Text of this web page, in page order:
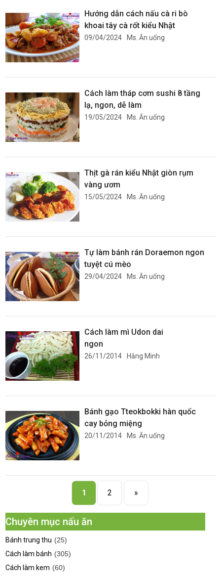
Hướng dẫn cách nấu cà ri bò
khoai tây cà rốt kiểu Nhật
09/04/2024 Ms. Ăn uống
Cách làm tháp cơm sushi 8 tầng
lạ, ngon, dễ làm
19/05/2024 Ms. Ăn uống
Thịt gà rán kiểu Nhật giòn rụm
vàng ươm
15/05/2024 Ms. Ăn uống
Tự làm bánh rán Doraemon ngon
tuyệt cú mèo
29/04/2024 Ms. Ăn uống
Cách làm mì Udon dai
ngon
26/11/2014 Hằng Minh
Bánh gạo Tteokbokki hàn quốc
cay bỏng miệng
20/11/2014 Ms. Ăn uống
1 2 »
Chuyên mục nấu ăn
Bánh trung thu (25)
Cách làm bánh (305)
Cách làm kem (60)